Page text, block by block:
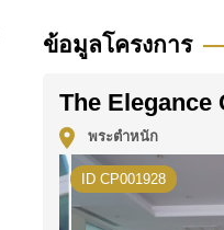
ข้อมูลโครงการ
The Elegance
พระตำหนัก
ID CP001928